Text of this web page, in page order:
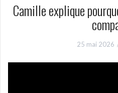
Camille explique
25 mai 2026